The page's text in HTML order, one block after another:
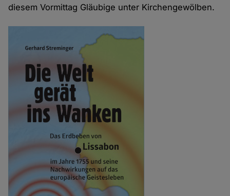
diesem Vormittag Gläubige unter Kirchengewölben.